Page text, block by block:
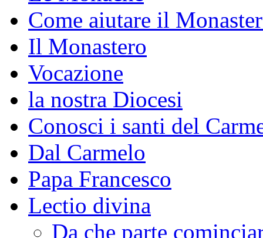
Come aiutare il
Il Monastero
Vocazione
la nostra Diocesi
Conosci i santi del
Dal Carmelo
Papa Francesco
Lectio divina
Da che parte